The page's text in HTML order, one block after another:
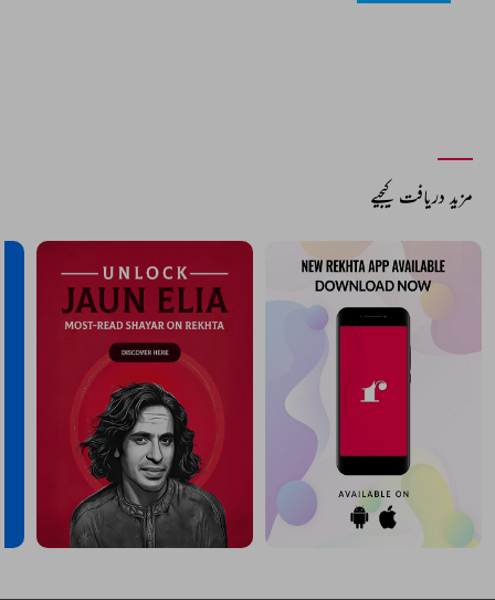
مزید دریافت کیجیے